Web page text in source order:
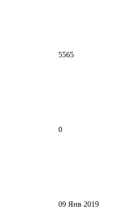
5565
0
09 Янв 2019